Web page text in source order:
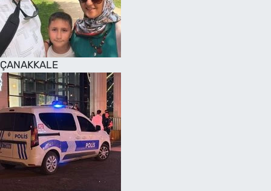
ÇANAKKALE
SAĞLIK
TV REHBERİ